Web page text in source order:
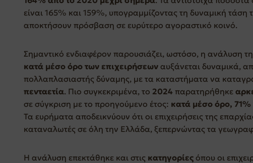
είναι 165% και 159%, υπογραμμίζοντας τη δυναμική
αποκτήσουν πρόσβαση σε ευρύτερο αγοραστικό κοινό.
Σημαντικό ενδιαφέρον παρουσιάζει, ωστόσο, η ανάλυση
κατά μέσο όρο των επιχειρήσεων αυξάνεται δυναμικά,
πολλαπλασιαστής δύναμης, με τα καταστήματα να
πενταετία. Πιο συγκεκριμένα, το 2024 παρατηρήθηκε
σε σύγκριση με το προηγούμενο έτος: κατά μέσο όρο, 71%
Τα ευρήματα αποδεικνύουν ότι οι επιχειρήσεις της
καταναλωτές σε όλη την Ελλάδα, ξεπερνώντας τα
Η ανάλυση επεκτάθηκε και στις κατηγορίες όπου οι